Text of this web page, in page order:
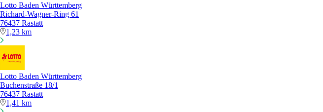
Lotto Baden Württemberg
Richard-Wagner-Ring 61
76437 Rastatt
1,23 km
Lotto Baden Württemberg
Buchenstraße 18/1
76437 Rastatt
1,41 km